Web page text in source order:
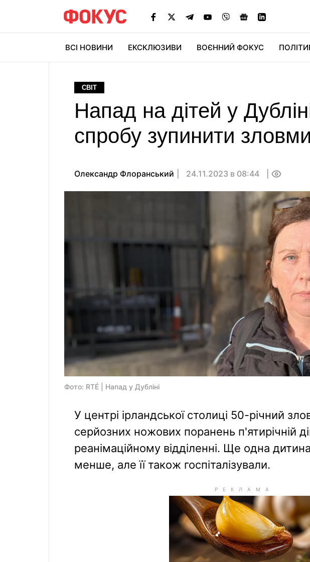
ВСІ НОВИНИ ЕКСКЛЮЗИВИ ВОЄННИЙ ФОКУС
СВІТ
Напад на дітей у
спробу зупинити
Олександр Флоранський 24.11.2023 в 08:44
Фото: RTÉ | Напад у Дубліні
У центрі ірландської столиці 50-річний
серйозних ножових поранень п'ятирічній
реанімаційному відділенні. Ще одна
менше, але її також госпіталізували.